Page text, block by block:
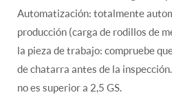
Automatización: totalmente
producción (carga de rodillos de
la pieza de trabajo: compruebe
de chatarra antes de la
no es superior a 2,5 GS.